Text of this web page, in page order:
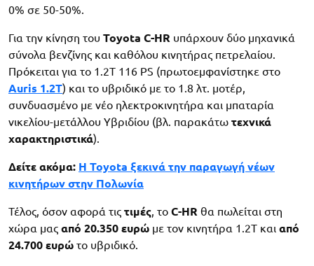
0% σε 50-50%.
Για την κίνηση του Toyota C-HR υπάρχουν δύο μηχανικά
σύνολα βενζίνης και καθόλου κινητήρας πετρελαίου.
Πρόκειται για το 1.2T 116 PS (πρωτοεμφανίστηκε στο
Auris 1.2T) και το υβριδικό με το 1.8 λτ. μοτέρ,
συνδυασμένο με νέο ηλεκτροκινητήρα και μπαταρία
νικελίου-μετάλλου Υβριδίου (βλ. παρακάτω τεχνικά
χαρακτηριστικά).
Δείτε ακόμα: Η Toyota ξεκινά την παραγωγή νέων
κινητήρων στην Πολωνία
Τέλος, όσον αφορά τις τιμές, το C-HR θα πωλείται στη
χώρα μας από 20.350 ευρώ με τον κινητήρα 1.2Τ και από
24.700 ευρώ το υβριδικό.